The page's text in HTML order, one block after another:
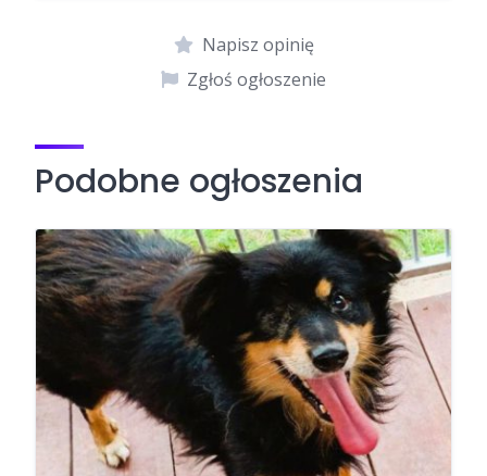
Napisz opinię
Zgłoś ogłoszenie
Podobne ogłoszenia